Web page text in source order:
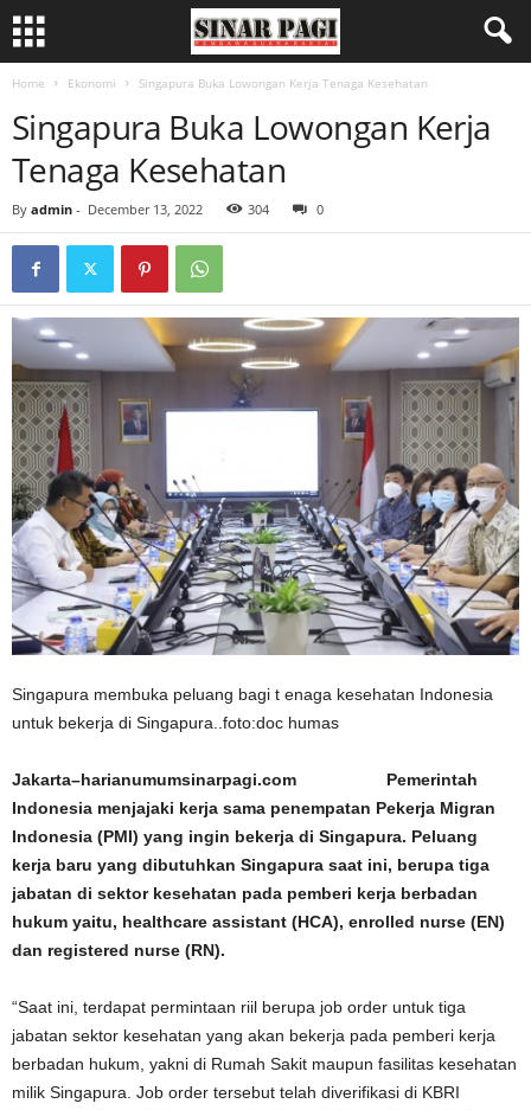
Home Ekonomi Singapura Buka Lowongan Kerja Tenaga Kesehatan
Singapura Buka Lowongan Kerja
Tenaga Kesehatan
By admin - December 13, 2022 304 0
Singapura membuka peluang bagi t enaga kesehatan Indonesia
untuk bekerja di Singapura..foto:doc humas
Jakarta–harianumumsinarpagi.com Pemerintah
Indonesia menjajaki kerja sama penempatan Pekerja Migran
Indonesia (PMI) yang ingin bekerja di Singapura. Peluang
kerja baru yang dibutuhkan Singapura saat ini, berupa tiga
jabatan di sektor kesehatan pada pemberi kerja berbadan
hukum yaitu, healthcare assistant (HCA), enrolled nurse (EN)
dan registered nurse (RN).
“Saat ini, terdapat permintaan riil berupa job order untuk tiga
jabatan sektor kesehatan yang akan bekerja pada pemberi kerja
berbadan hukum, yakni di Rumah Sakit maupun fasilitas kesehatan
milik Singapura. Job order tersebut telah diverifikasi di KBRI